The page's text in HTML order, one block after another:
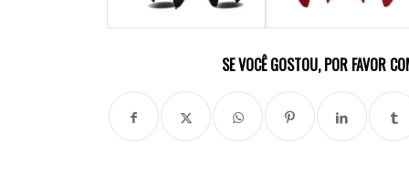
SE VOCÊ GOSTOU, POR FAVOR